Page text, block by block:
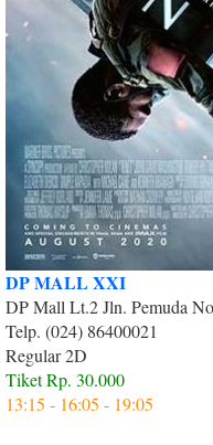
DP MALL XXI
DP Mall Lt.2 Jln. Pemuda
Telp. (024) 86400021
Regular 2D
Tiket Rp. 30.000
13:15 - 16:05 - 19:05